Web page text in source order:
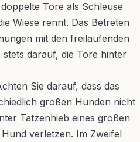
Tore als Schleuse
Wiese rennt. Das Betreten
mit den freilaufenden
darauf, die Tore hinter
Sie darauf, dass das
großen Hunden nicht
Tatzenhieb eines großen
verletzen. Im Zweifel